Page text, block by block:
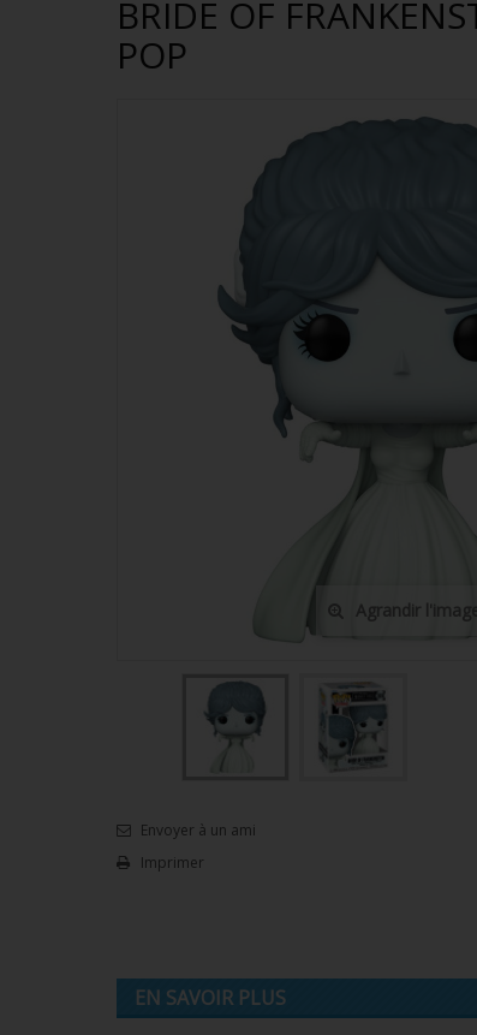
BRIDE OF
POP
Agrandir
Envoyer à un ami
Imprimer
EN SAVOIR PLUS